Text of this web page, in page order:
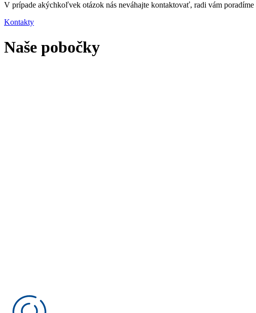
V prípade akýchkoľvek otázok nás neváhajte kontaktovať, radi vám
Kontakty
Naše pobočky